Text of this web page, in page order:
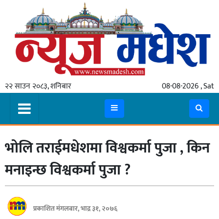
२२ साउन २०८३, शनिबार 08-08-2026 , Sat
गृहपृष्ठ
स्थानीय
प्रदेश
मधेश
प्रदेश
लुम्बिनी
गण्डकी
भोलि तराईमधेशमा विश्वकर्मा पुजा , किन
मनाइन्छ विश्वकर्मा पुजा ?
प्रकाशित मंगलबार, भाद्र ३१, २०७६